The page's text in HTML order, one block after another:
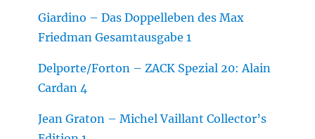
Giardino – Das Doppelleben des Max
Friedman Gesamtausgabe 1
Delporte/Forton – ZACK Spezial 20: Alain
Cardan 4
Jean Graton – Michel Vaillant Collector’s